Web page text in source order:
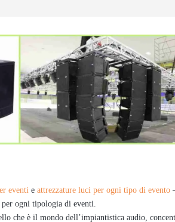
eventi e attrezzature luci per ogni tipo di evento
ogni tipologia di eventi.
che è il mondo dell’impiantistica audio,